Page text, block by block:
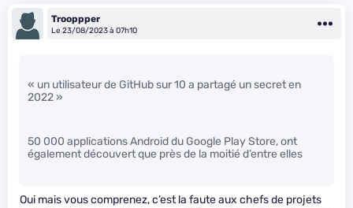
Trooppper
Le 23/08/2023 à 07h10
« un utilisateur de GitHub sur 10 a partagé un secret en
2022 »
50 000 applications Android du Google Play Store, ont
également découvert que près de la moitié d’entre elles
Oui mais vous comprenez, c’est la faute aux chefs de projets